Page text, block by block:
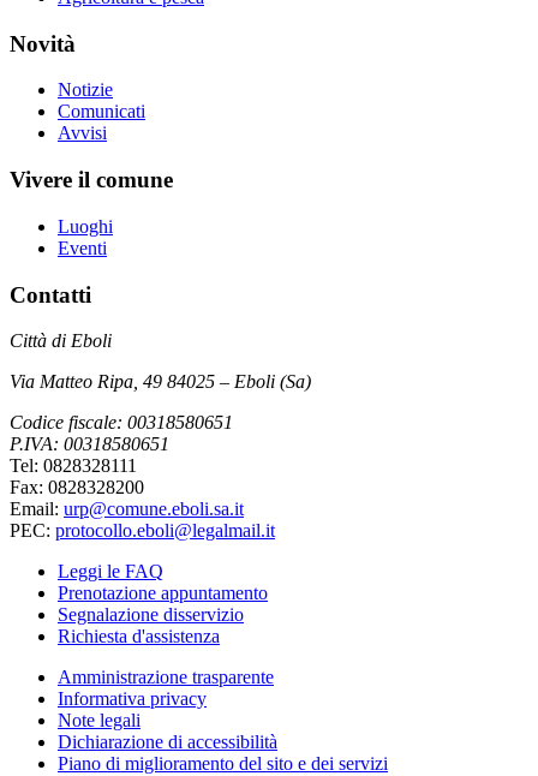
Novità
Notizie
Comunicati
Avvisi
Vivere il comune
Luoghi
Eventi
Contatti
Città di Eboli
Via Matteo Ripa, 49 84025 – Eboli (Sa)
Codice fiscale: 00318580651
P.IVA: 00318580651
Tel: 0828328111
Fax: 0828328200
Email: urp@comune.eboli.sa.it
PEC: protocollo.eboli@legalmail.it
Leggi le FAQ
Prenotazione appuntamento
Segnalazione disservizio
Richiesta d'assistenza
Amministrazione trasparente
Informativa privacy
Note legali
Dichiarazione di accessibilità
Piano di miglioramento del sito e dei servizi